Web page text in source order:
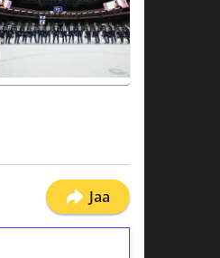
Jaa